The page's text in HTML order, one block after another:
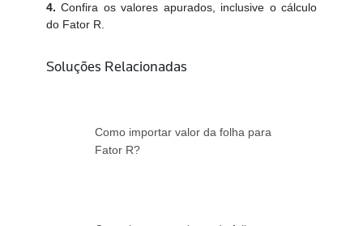
4. Confira os valores apurados, inclusive o cálculo
do Fator R.
Soluções Relacionadas
Como importar valor da folha para
Fator R?